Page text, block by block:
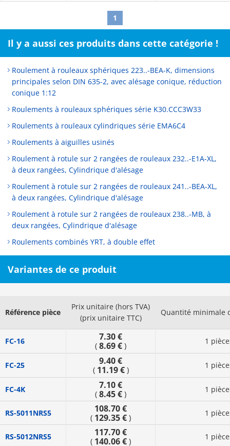
1
Il y a aussi ces produits dans cette catégorie !
Roulement à rouleaux sphériques 223..-BEA-K, dimensions
principales selon DIN 635-2, avec alésage conique, réduction
conique 1:12
Roulements à rouleaux sphériques série K30.CCC3W33
Roulements à rouleaux cylindriques série EMA6C4
Roulements à aiguilles usinés
Roulement à rotule sur 2 rangées de rouleaux 232..-E1A-XL,
à deux rangées, Cylindrique d'alésage
Roulement à rotule sur 2 rangées de rouleaux 241..-BEA-XL,
à deux rangées, Cylindrique d'alésage
Roulement à rotule sur 2 rangées de rouleaux 238..-MB, à
deux rangées, Cylindrique d'alésage
Roulements combinés YRT, à double effet
Variantes de ce produit
Référence pièce
Prix unitaire (hors TVA)
(prix unitaire TTC)
Quantité minimale
FC-16 7.30 €
( 8.69 € ) 1
FC-25 9.40 €
( 11.19 €) 1
FC-4K 7.10 €
( 8.45 € ) 1
RS-5011NRS5 108.70 €
( 129.35 € ) 1
RS-5012NRS5 117.70 €
( 140.06 € ) 1